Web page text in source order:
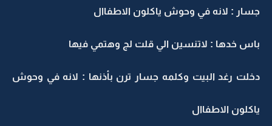
جسار : لانه في وحوش ياكلون الاطفاال
باس خدها : لاتنسين الي قلت لج وهتمي فيها
دخلت رغد البيت وكلمه جسار ترن بأذنها : لانه في وحوش
ياكلون الاطفاال